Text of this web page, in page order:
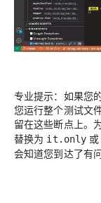
专业提示：如果您
您运行整个测试文
留在这些断点上。
替换为 it.only
会知道您到达了有